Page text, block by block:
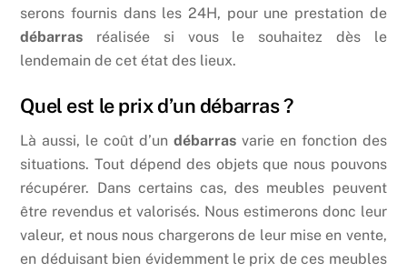
serons fournis dans les 24H, pour une prestation de
débarras réalisée si vous le souhaitez dès le
lendemain de cet état des lieux.
Quel est le prix d’un débarras ?
Là aussi, le coût d’un débarrasvarie en fonction des
situations. Tout dépend des objets que nous pouvons
récupérer. Dans certains cas, des meubles peuvent
être revendus et valorisés. Nous estimerons donc leur
valeur, et nous nous chargerons de leur mise en vente,
en déduisant bien évidemment le prix de ces meubles